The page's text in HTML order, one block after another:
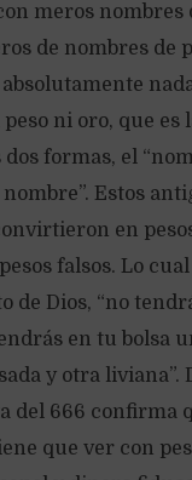
meros nombres
de nombres de
ni oro, que es
dos formas, el
Estos
en
falsos. Lo
de Dios, “no
en tu bolsa
y otra
del 666 confirma
que ver con